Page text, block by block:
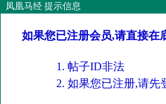
凤凰马经 提示信息
如果您已注册会员,请直接在
帖子ID非法
如果您已注册,请先